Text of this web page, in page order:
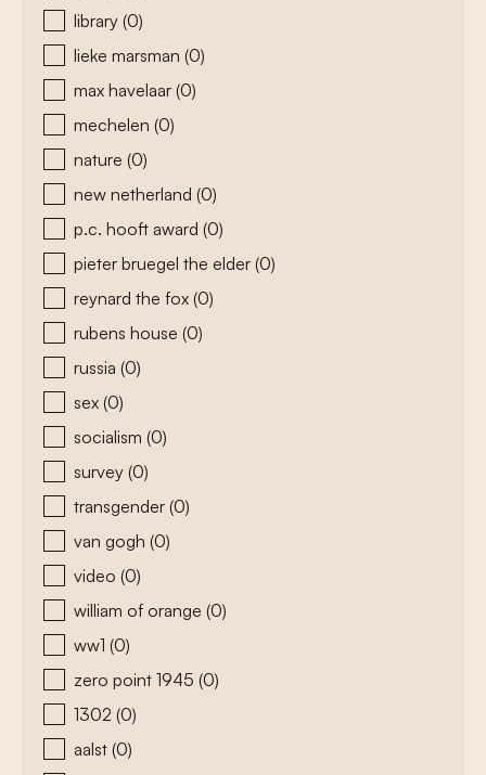
library (0)
lieke marsman (0)
max havelaar (0)
mechelen (0)
nature (0)
new netherland (0)
p.c. hooft award (0)
pieter bruegel the elder (0)
reynard the fox (0)
rubens house (0)
russia (0)
sex (0)
socialism (0)
survey (0)
transgender (0)
van gogh (0)
video (0)
william of orange (0)
ww1 (0)
zero point 1945 (0)
1302 (0)
aalst (0)